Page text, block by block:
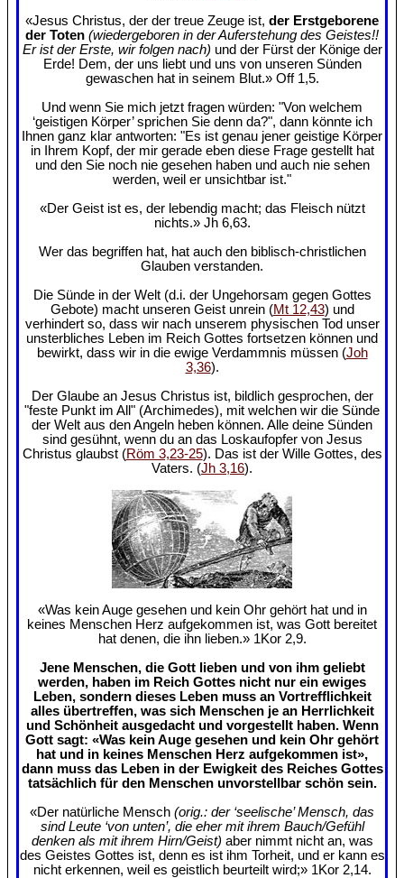
«Jesus Christus, der der treue Zeuge ist, der Erstgeborene
der Toten (wiedergeboren in der Auferstehung des Geistes!!
Er ist der Erste, wir folgen nach) und der Fürst der Könige der
Erde! Dem, der uns liebt und uns von unseren Sünden
gewaschen hat in seinem Blut.» Off 1,5.
Und wenn Sie mich jetzt fragen würden: "Von welchem
‘geistigen Körper’ sprichen Sie denn da?", dann könnte ich
Ihnen ganz klar antworten: "Es ist genau jener geistige Körper
in Ihrem Kopf, der mir gerade eben diese Frage gestellt hat
und den Sie noch nie gesehen haben und auch nie sehen
werden, weil er unsichtbar ist."
«Der Geist ist es, der lebendig macht; das Fleisch nützt
nichts.» Jh 6,63.
Wer das begriffen hat, hat auch den biblisch-christlichen
Glauben verstanden.
Die Sünde in der Welt (d.i. der Ungehorsam gegen Gottes
Gebote) macht unseren Geist unrein (Mt 12,43) und
verhindert so, dass wir nach unserem physischen Tod unser
unsterbliches Leben im Reich Gottes fortsetzen können und
bewirkt, dass wir in die ewige Verdammnis müssen (Joh
3,36).
Der Glaube an Jesus Christus ist, bildlich gesprochen, der
"feste Punkt im All" (Archimedes), mit welchen wir die Sünde
der Welt aus den Angeln heben können. Alle deine Sünden
sind gesühnt, wenn du an das Loskaufopfer von Jesus
Christus glaubst (Röm 3,23-25). Das ist der Wille Gottes, des
Vaters. (Jh 3,16).
«Was kein Auge gesehen und kein Ohr gehört hat und in
keines Menschen Herz aufgekommen ist, was Gott bereitet
hat denen, die ihn lieben.» 1Kor 2,9.
Jene Menschen, die Gott lieben und von ihm geliebt
werden, haben im Reich Gottes nicht nur ein ewiges
Leben, sondern dieses Leben muss an Vortrefflichkeit
alles übertreffen, was sich Menschen je an Herrlichkeit
und Schönheit ausgedacht und vorgestellt haben. Wenn
Gott sagt: «Was kein Auge gesehen und kein Ohr gehört
hat und in keines Menschen Herz aufgekommen ist»,
dann muss das Leben in der Ewigkeit des Reiches Gottes
tatsächlich für den Menschen unvorstellbar schön sein.
«Der natürliche Mensch (orig.: der ‘seelische’ Mensch, das
sind Leute ‘von unten’, die eher mit ihrem Bauch/Gefühl
denken als mit ihrem Hirn/Geist) aber nimmt nicht an, was
des Geistes Gottes ist, denn es ist ihm Torheit, und er kann es
nicht erkennen, weil es geistlich beurteilt wird;» 1Kor 2,14.